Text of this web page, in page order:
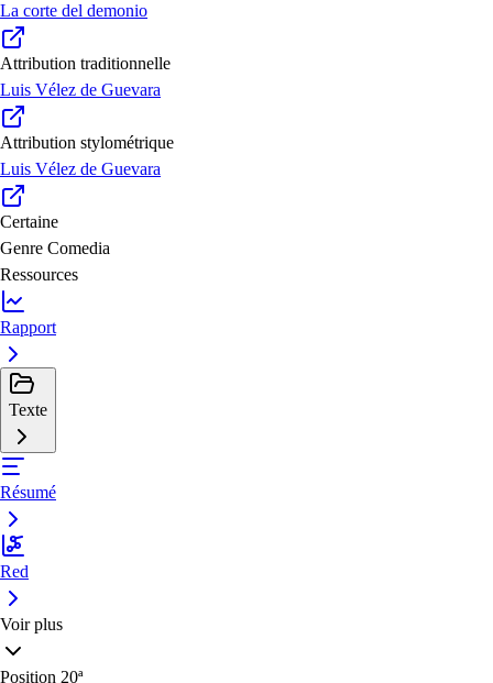
La corte del demonio
Attribution traditionnelle
Luis Vélez de Guevara
Attribution stylométrique
Luis Vélez de Guevara
Certaine
Genre Comedia
Ressources
Rapport
Texte
Résumé
Red
Voir plus
Position 20ª